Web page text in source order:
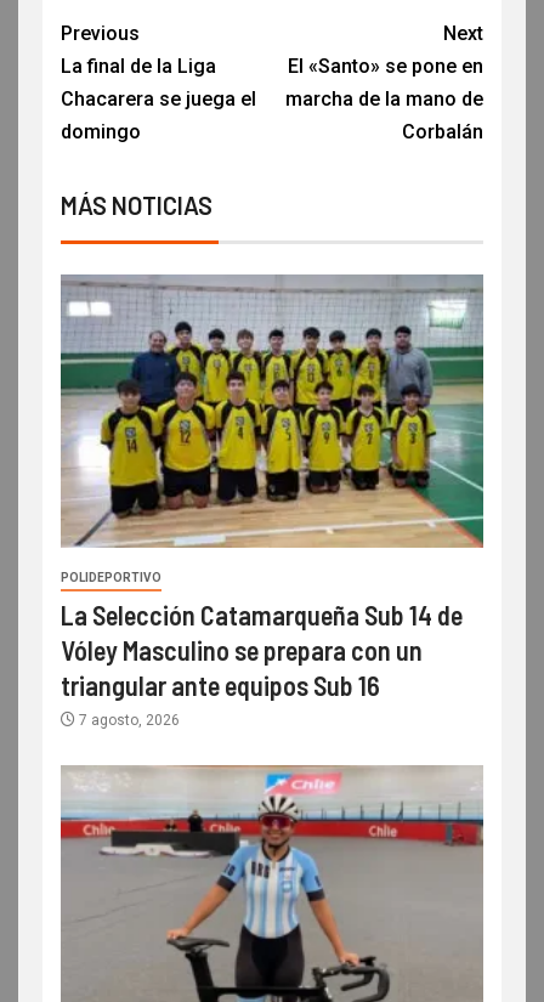
Previous
La final de la Liga
Chacarera se juega el
domingo
Next
El «Santo» se pone en
marcha de la mano de
Corbalán
MÁS NOTICIAS
POLIDEPORTIVO
La Selección Catamarqueña Sub 14 de
Vóley Masculino se prepara con un
triangular ante equipos Sub 16
7 agosto, 2026